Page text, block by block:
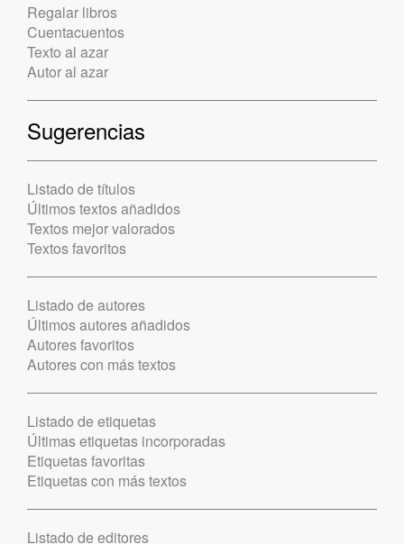
Regalar libros
Cuentacuentos
Texto al azar
Autor al azar
Sugerencias
Listado de títulos
Últimos textos añadidos
Textos mejor valorados
Textos favoritos
Listado de autores
Últimos autores añadidos
Autores favoritos
Autores con más textos
Listado de etiquetas
Últimas etiquetas incorporadas
Etiquetas favoritas
Etiquetas con más textos
Listado de editores